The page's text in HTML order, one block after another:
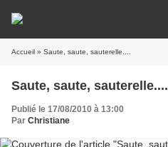
Accueil » Saute, saute, sauterelle....
Saute, saute, sauterelle....
Publié le 17/08/2010 à 13:00
Par Christiane